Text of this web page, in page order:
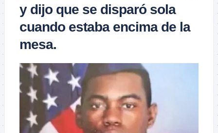
y dijo que se disparó sola
cuando estaba encima de la
mesa.